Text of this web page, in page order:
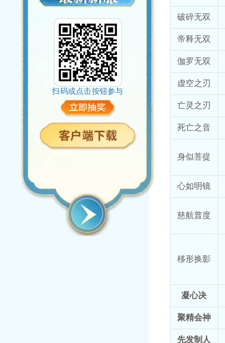
破碎无双
帝释无双
伽罗无双
虚空之刃
亡灵之刃
死亡之音
身似菩提
心如明镜
慈航普度
移形换影
凝心决
聚精会神
先发制人
扫码或点击按钮参与